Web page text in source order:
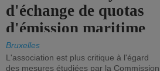
d'échange de quotas
d'émission maritime
de l'UE.
Bruxelles
L'association est plus critique à l'égard
des mesures étudiées par la Commission